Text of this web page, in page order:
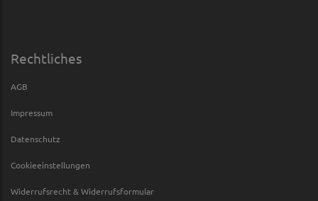
Rechtliches
AGB
Impressum
Datenschutz
Cookieeinstellungen
Widerrufsrecht & Widerrufsformular